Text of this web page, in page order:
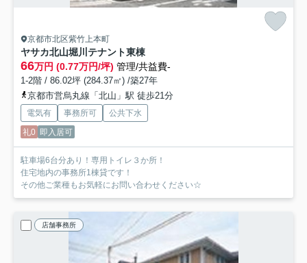
京都市北区紫竹上本町
ヤサカ北山堀川テナント東棟
66万円 (0.77万円/坪) 管理/共益費-
1-2階 / 86.02坪 (284.37㎡) /築27年
京都市営烏丸線「北山」駅 徒歩21分
電気有 事務所可
公共下水
礼0 即入居可
駐車場6台分あり！専用トイレ３か所！
住宅地内の事務所1棟貸です！
その他ご業種もお気軽にお問い合わせください☆
店舗事務所